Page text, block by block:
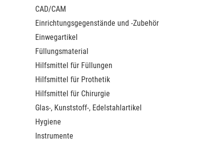
CAD/CAM
Einrichtungsgegenstände und -Zubehör
Einwegartikel
Füllungsmaterial
Hilfsmittel für Füllungen
Hilfsmittel für Prothetik
Hilfsmittel für Chirurgie
Glas-, Kunststoff-, Edelstahlartikel
Hygiene
Instrumente